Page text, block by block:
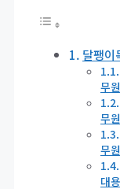
달팽
무
무
무
대